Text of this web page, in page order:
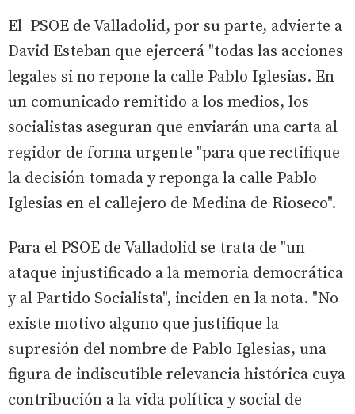
El PSOE de Valladolid, por su parte, advierte a
David Esteban que ejercerá "todas las acciones
legales si no repone la calle Pablo Iglesias. En
un comunicado remitido a los medios, los
socialistas aseguran que enviarán una carta al
regidor de forma urgente "para que rectifique
la decisión tomada y reponga la calle Pablo
Iglesias en el callejero de Medina de Rioseco".
Para el PSOE de Valladolid se trata de "un
ataque injustificado a la memoria democrática
y al Partido Socialista", inciden en la nota. "No
existe motivo alguno que justifique la
supresión del nombre de Pablo Iglesias, una
figura de indiscutible relevancia histórica cuya
contribución a la vida política y social de